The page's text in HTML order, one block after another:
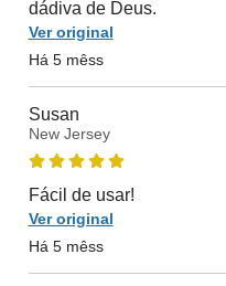
dádiva de Deus.
Ver original
Há 5 mêss
Susan
New Jersey
Fácil de usar!
Ver original
Há 5 mêss